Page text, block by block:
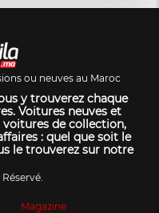
ou neuves au Maroc
y trouverez chaque
Voitures neuves et
voitures de collection,
: quel que soit le
le trouverez sur notre
Magazine